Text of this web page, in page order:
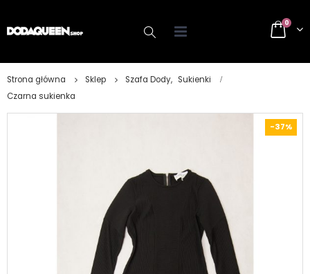
0
Strona główna Sklep Szafa Dody, Sukienki
Czarna sukienka
-37%